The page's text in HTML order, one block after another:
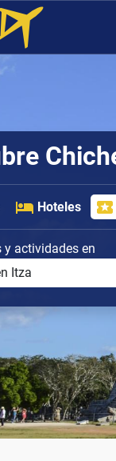
Hoteles
y actividades en